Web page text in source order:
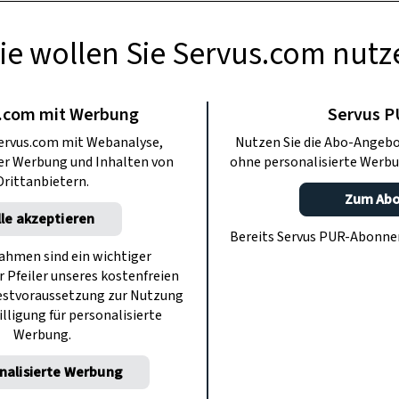
basteln
hineinkommt, bleibt
Geheimnis. Hauptsache, die Tüte
fertig.
wollen Sie Servus.com
mit Werbung
mit Webanalyse,
Werbung und Inhalten von
akzeptieren
sind ein wichtiger
unseres kostenfreien
zur Nutzung
für personalisierte
Werbung.
Werbung
Servus
Nutzen Sie die Abo-
ohne personalisierte
Zum
Bereits Servus PUR-